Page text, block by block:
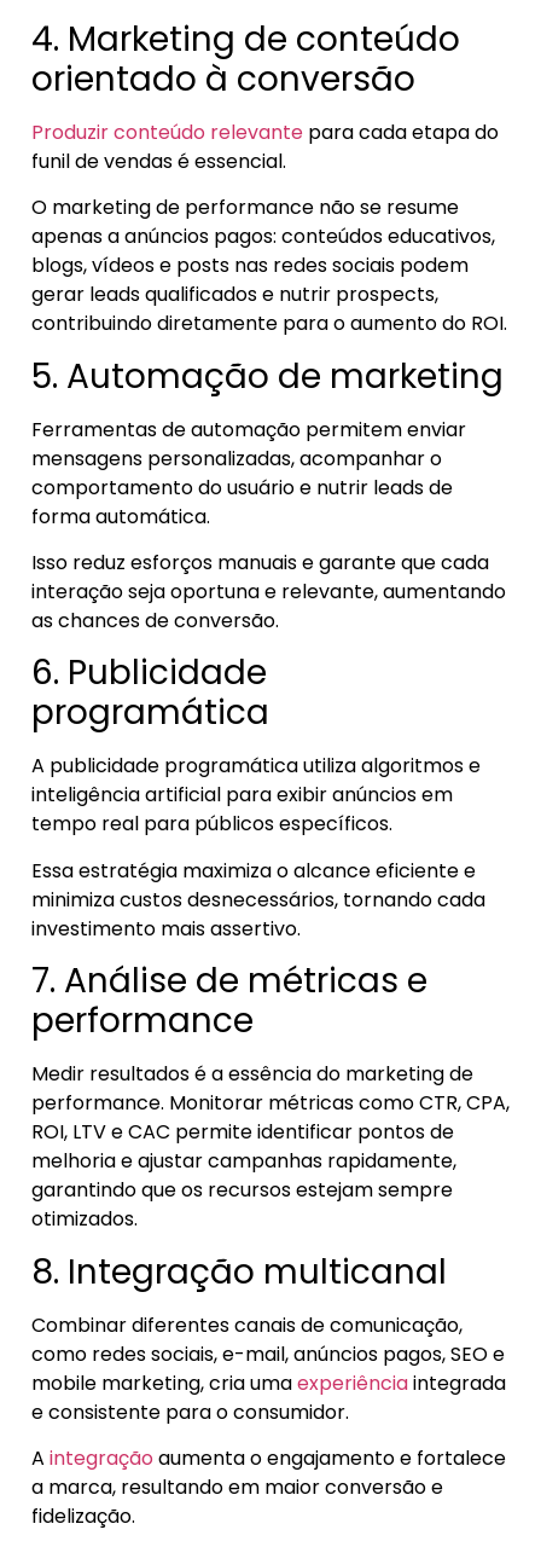
4. Marketing de conteúdo
orientado à conversão
Produzir conteúdo relevante para cada etapa do
funil de vendas é essencial.
O marketing de performance não se resume
apenas a anúncios pagos: conteúdos educativos,
blogs, vídeos e posts nas redes sociais podem
gerar leads qualificados e nutrir prospects,
contribuindo diretamente para o aumento do ROI.
5. Automação de marketing
Ferramentas de automação permitem enviar
mensagens personalizadas, acompanhar o
comportamento do usuário e nutrir leads de
forma automática.
Isso reduz esforços manuais e garante que cada
interação seja oportuna e relevante, aumentando
as chances de conversão.
6. Publicidade
programática
A publicidade programática utiliza algoritmos e
inteligência artificial para exibir anúncios em
tempo real para públicos específicos.
Essa estratégia maximiza o alcance eficiente e
minimiza custos desnecessários, tornando cada
investimento mais assertivo.
7. Análise de métricas e
performance
Medir resultados é a essência do marketing de
performance. Monitorar métricas como CTR, CPA,
ROI, LTV e CAC permite identificar pontos de
melhoria e ajustar campanhas rapidamente,
garantindo que os recursos estejam sempre
otimizados.
8. Integração multicanal
Combinar diferentes canais de comunicação,
como redes sociais, e-mail, anúncios pagos, SEO e
mobile marketing, cria umaexperiênciaintegrada
e consistente para o consumidor.
A integração aumenta o engajamento e fortalece
a marca, resultando em maior conversão e
fidelização.